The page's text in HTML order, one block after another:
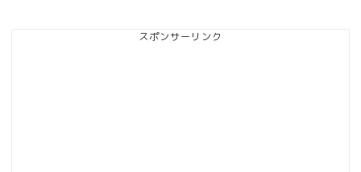
スポンサーリンク